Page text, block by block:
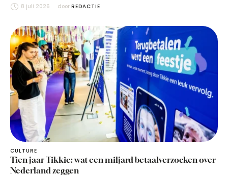
8 juli 2026 door REDACTIE
CULTURE
Tien jaar Tikkie: wat een miljard betaalverzoeken over
Nederland zeggen